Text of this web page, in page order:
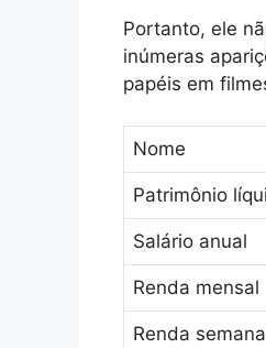
Portanto, ele
inúmeras
papéis em
Nome
Patrimônio
Salário anual
Renda mensal
Renda